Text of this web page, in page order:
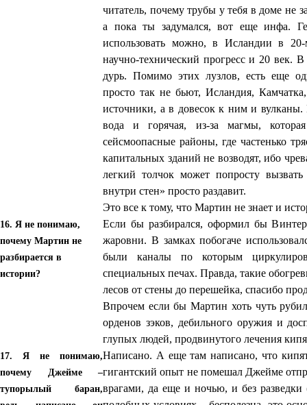
читатель, почему трубы у тебя в доме не
а пока ты задумался, вот еще инфа.
использовать можно, в Исландии в
научно-технический прогресс и 20 век.
дурь. Помимо этих лузлов, есть еще
просто так не бьют, Исландия,
источники, а в довесок к ним и
вода и горячая, из-за магмы,
сейсмоопасные районы, где частенько
капитальных зданий не возводят, ибо
легкий толчок может попросту
внутри стен» просто раздавит.
Это все к тому, что Мартин не знает и
16. Я не понимаю,
почему Мартин не
разбирается в
истории?
Если бы разбирался, оформил бы
жаровни. В замках побогаче
были каналы по которым
специальных печах. Правда, такие
лесов от стены до перешейка, спасибо
Впрочем если бы Мартин хоть чуть
орденов зэков, дебильного оружия и
глупых людей, продвинутого лечения
17. Я не понимаю,
почему Джейме –
тупорылый баран,
Написано. А еще там написано, что
гигантский опыт не помешал Джейме
врагами, да еще и ночью, и без